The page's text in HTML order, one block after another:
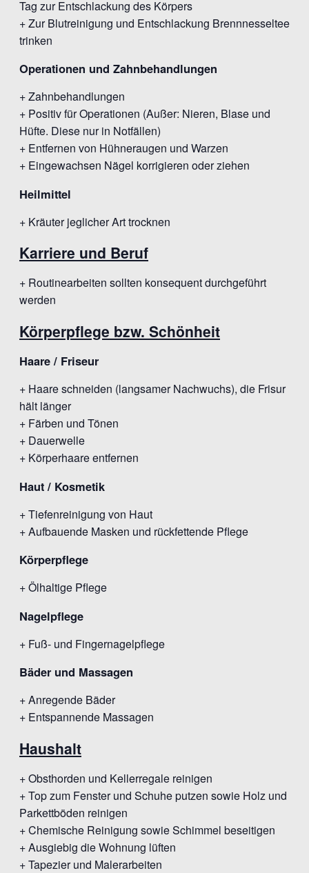
Tag zur Entschlackung des Körpers
+ Zur Blutreinigung und Entschlackung Brennnesseltee
trinken
Operationen und Zahnbehandlungen
+ Zahnbehandlungen
+ Positiv für Operationen (Außer: Nieren, Blase und
Hüfte. Diese nur in Notfällen)
+ Entfernen von Hühneraugen und Warzen
+ Eingewachsen Nägel korrigieren oder ziehen
Heilmittel
+ Kräuter jeglicher Art trocknen
Karriere und Beruf
+ Routinearbeiten sollten konsequent durchgeführt
werden
Körperpflege bzw. Schönheit
Haare / Friseur
+ Haare schneiden (langsamer Nachwuchs), die Frisur
hält länger
+ Färben und Tönen
+ Dauerwelle
+ Körperhaare entfernen
Haut / Kosmetik
+ Tiefenreinigung von Haut
+ Aufbauende Masken und rückfettende Pflege
Körperpflege
+ Ölhaltige Pflege
Nagelpflege
+ Fuß- und Fingernagelpflege
Bäder und Massagen
+ Anregende Bäder
+ Entspannende Massagen
Haushalt
+ Obsthorden und Kellerregale reinigen
+ Top zum Fenster und Schuhe putzen sowie Holz und
Parkettböden reinigen
+ Chemische Reinigung sowie Schimmel beseitigen
+ Ausgiebig die Wohnung lüften
+ Tapezier und Malerarbeiten